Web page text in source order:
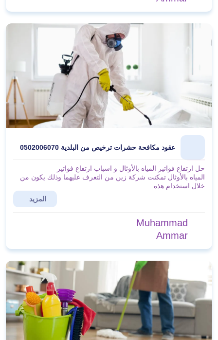
عقود مكافحة حشرات ترخيص من البلدية 0502006070
حل ارتفاع فواتير المياه بالأوثال و اسباب ارتفاع فواتير
المياه بالأوثال تمكنت شركة زين من التعرف عليهما وذلك يكون من
خلال استخدام هذه...
المزيد
Muhammad
Ammar